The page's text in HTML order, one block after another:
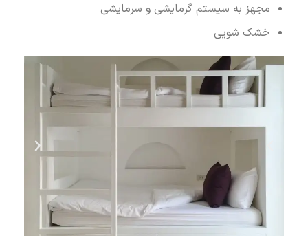
مجهز به سیستم گرمایشی و سرمایشی
خشک شویی